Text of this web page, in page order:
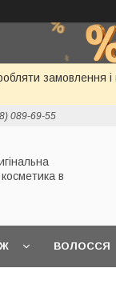
замовлення і
089-69-55
в
ВОЛОССЯ